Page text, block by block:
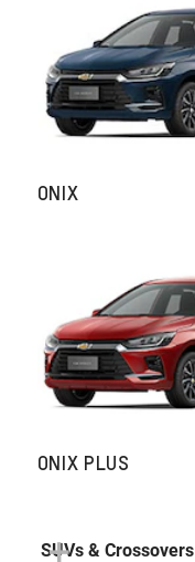
ONIX
ONIX PLUS
SUVs & Crossovers